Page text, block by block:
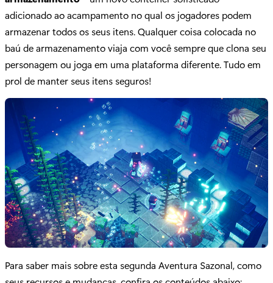
adicionado ao acampamento no qual os jogadores podem
armazenar todos os seus itens. Qualquer coisa colocada no
baú de armazenamento viaja com você sempre que clona seu
personagem ou joga em uma plataforma diferente. Tudo em
prol de manter seus itens seguros!
Para saber mais sobre esta segunda Aventura Sazonal, como